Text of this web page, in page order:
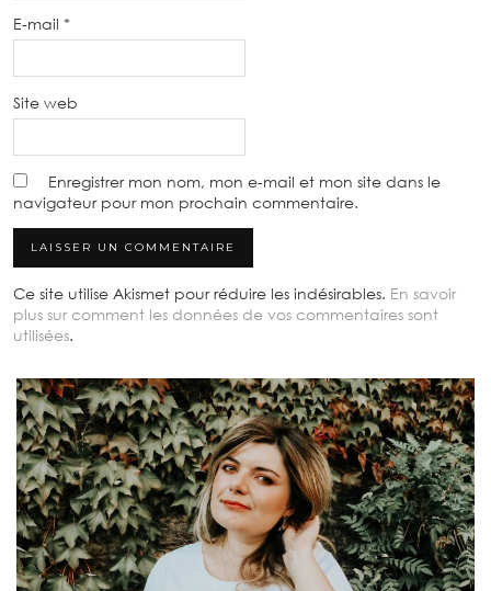
E-mail *
Site web
Enregistrer mon nom, mon e-mail et mon site dans le
navigateur pour mon prochain commentaire.
Ce site utilise Akismet pour réduire les indésirables. En savoir
plus sur comment les données de vos commentaires sont
utilisées.